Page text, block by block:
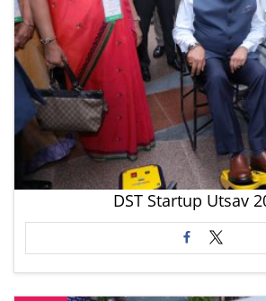
DST Startup Utsav